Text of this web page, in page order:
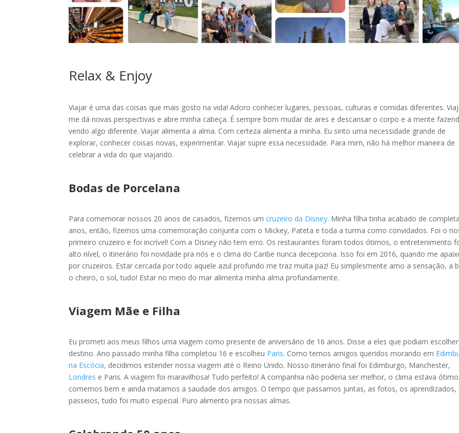
Relax & Enjoy
Viajar é uma das coisas que mais gosto na vida! Adoro conhecer lugares, pessoas, culturas e comidas diferentes.
me dá novas perspectivas e abre minha cabeça. É sempre bom mudar de ares e descansar o corpo e a mente
vendo algo diferente. Viajar alimenta a alma. Com certeza alimenta a minha. Eu sinto uma necessidade grande de
explorar, conhecer coisas novas, experimentar. Viajar supre essa necessidade. Para mim, não há melhor maneira de
celebrar a vida do que viajando.
Bodas de Porcelana
Para comemorar nossos 20 anos de casados, fizemos umcruzeiro da Disney. Minha filha tinha acabado de
anos, então, fizemos uma comemoração conjunta com o Mickey, Pateta e toda a turma como convidados. Foi o
primeiro cruzeiro e foi incrível! Com a Disney não tem erro. Os restaurantes foram todos ótimos, o entretenimento
alto nível, o itinerário foi novidade pra nós e o clima do Caribe nunca decepciona. Isso foi em 2016, quando me
por cruzeiros. Estar cercada por todo aquele azul profundo me traz muita paz! Eu simplesmente amo a sensação, a
o cheiro, o sol, tudo! Estar no meio do mar alimenta minha alma profundamente.
Viagem Mãe e Filha
Eu prometi aos meus filhos uma viagem como presente de aniversário de 16 anos. Disse a eles que podiam
destino. Ano passado minha filha completou 16 e escolheu Paris. Como temos amigos queridos morando em
na Escócia, decidimos estender nossa viagem até o Reino Unido. Nosso itinerário final foi Edimburgo, Manchester,
Londres e Paris. A viagem foi maravilhosa! Tudo perfeito! A companhia não poderia ser melhor, o clima estava
comemos bem e ainda matamos a saudade dos amigos. O tempo que passamos juntas, as fotos, os aprendizados,
passeios, tudo foi muito especial. Puro alimento pra nossas almas.